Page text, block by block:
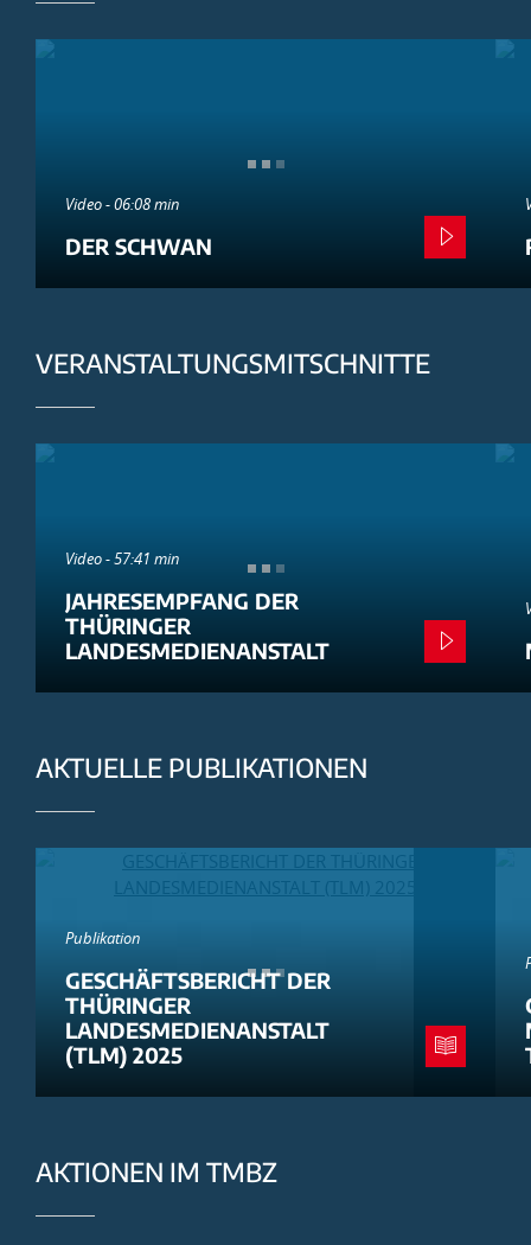
Video - 06:08 min
DER SCHWAN
VERANSTALTUNGSMITSCHNITTE
Video - 57:41 min
JAHRESEMPFANG DER
THÜRINGER
LANDESMEDIENANSTALT
AKTUELLE PUBLIKATIONEN
Publikation
GESCHÄFTSBERICHT DER
THÜRINGER
LANDESMEDIENANSTALT
(TLM) 2025
AKTIONEN IM TMBZ